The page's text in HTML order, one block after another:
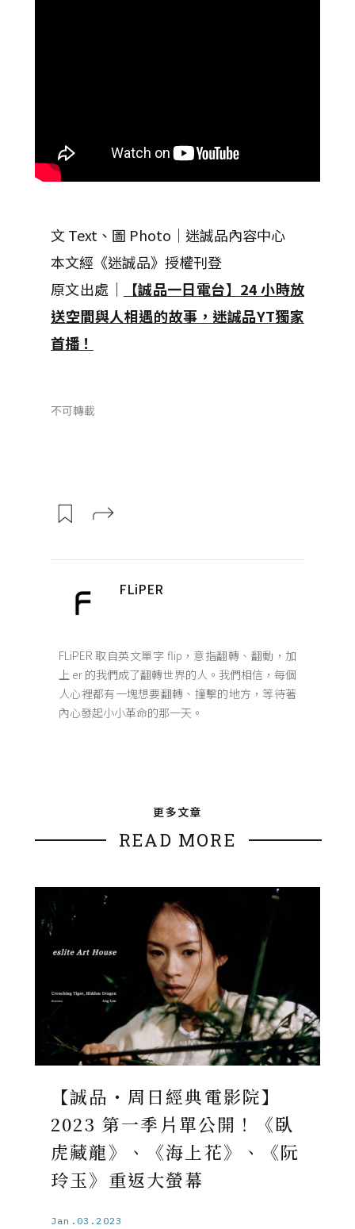
文 Text、圖 Photo｜迷誠品內容中心
本文經《迷誠品》授權刊登
原文出處｜
【誠品一日電台】24 小時放
送空間與人相遇的故事，迷誠品YT獨家
首播！
不可轉載
FLiPER
FLiPER 取自英文單字 flip，意指翻轉、翻動，加
上 er 的我們成了翻轉世界的人。我們相信，每個
人心裡都有一塊想要翻轉、撞擊的地方，等待著
內心發起小小革命的那一天。
更多文章
READ MORE
【誠品・周日經典電影院】
2023 第一季片單公開！《臥
虎藏龍》、《海上花》、《阮
玲玉》重返大螢幕
Jan.03.2023